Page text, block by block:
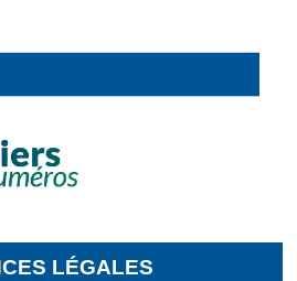
LÉGALES